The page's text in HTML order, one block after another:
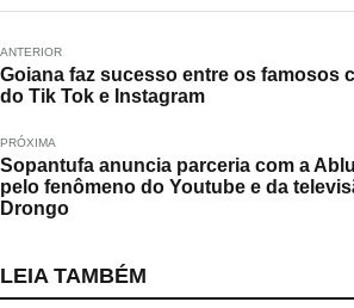
ANTERIOR
Goiana faz sucesso entre os famosos
do Tik Tok e Instagram
PRÓXIMA
Sopantufa anuncia parceria com a
pelo fenômeno do Youtube e da
Drongo
LEIA TAMBÉM